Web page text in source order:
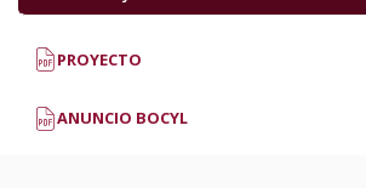
PROYECTO
ANUNCIO BOCYL